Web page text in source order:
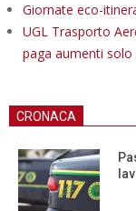
Giornate eco-
UGL Trasporto
paga aumenti
CRONACA